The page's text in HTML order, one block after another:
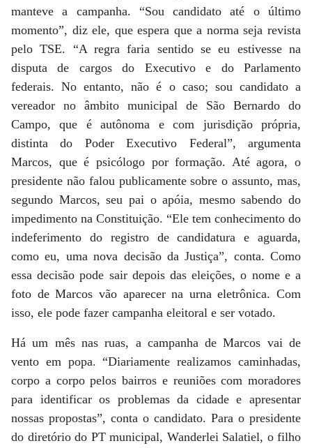
manteve a campanha. “Sou candidato até o último
momento”, diz ele, que espera que a norma seja revista
pelo TSE. “A regra faria sentido se eu estivesse na
disputa de cargos do Executivo e do Parlamento
federais. No entanto, não é o caso; sou candidato a
vereador no âmbito municipal de São Bernardo do
Campo, que é autônoma e com jurisdição própria,
distinta do Poder Executivo Federal”, argumenta
Marcos, que é psicólogo por formação. Até agora, o
presidente não falou publicamente sobre o assunto, mas,
segundo Marcos, seu pai o apóia, mesmo sabendo do
impedimento na Constituição. “Ele tem conhecimento do
indeferimento do registro de candidatura e aguarda,
como eu, uma nova decisão da Justiça”, conta. Como
essa decisão pode sair depois das eleições, o nome e a
foto de Marcos vão aparecer na urna eletrônica. Com
isso, ele pode fazer campanha eleitoral e ser votado.
Há um mês nas ruas, a campanha de Marcos vai de
vento em popa. “Diariamente realizamos caminhadas,
corpo a corpo pelos bairros e reuniões com moradores
para identificar os problemas da cidade e apresentar
nossas propostas”, conta o candidato. Para o presidente
do diretório do PT municipal, Wanderlei Salatiel, o filho